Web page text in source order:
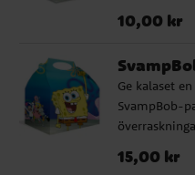
styckvis.
Pris :10,00 kr
10,00 kr
Ge kalaset
SvampBob-
16 cm. Säljs
Pris:15,00 kr
15,00 kr